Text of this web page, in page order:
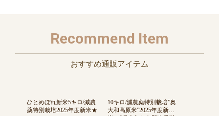
Recommend Item
おすすめ通販アイテム
ひとめぼれ新米5キロ/減農
薬特別栽培2025年度新米★
10キロ/減農薬特別栽培”奥
大和高原米”2025年度新